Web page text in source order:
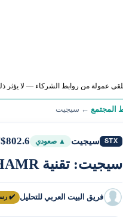
عمولة من روابط الشركاء — لا يؤثر
المجتمع ← سيجيت
STX سيجيت ▲ صعودي $802.6
سيجيت: تقنية HAMR وتخزين الذكاء الاصطناعي يعيدان تسعير السهم
فريق البيت العربي للتحليل ✔️